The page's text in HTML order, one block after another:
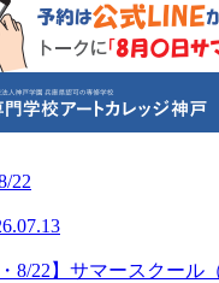
22
・8/22】サマースクール